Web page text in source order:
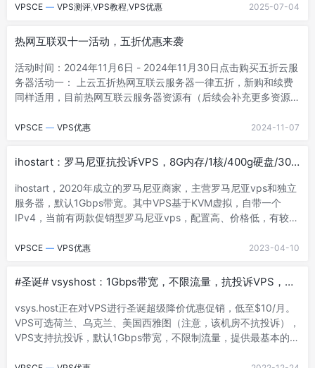
VPSCE — VPS测评 ,VPS教程 ,VPS优惠 2025-07-04
热网互联双十一活动，五折优惠来袭
活动时间：2024年11月6日 - 2024年11月30日点击购买五折云服
务器活动一： 上云五折热网互联云服务器一律五折，新购和续费
同样适用，目前热网互联云服务器资源有（后续会补充更多资源满
VPSCE — VPS优惠 2024-11-07
ihostart：罗马尼亚抗投诉VPS，8G内存/1核/400g硬盘/30T
ihostart，2020年成立的罗马尼亚商家，主营罗马尼亚vps和独立
服务器，默认1Gbps带宽。其中VPS基于KVM虚拟，自带一个
IPv4，当前有两款促销型罗马尼亚vps，配置高、价格低，有较高
VPSCE — VPS优惠 2023-04-10
#圣诞# vsyshost：1Gbps带宽，不限流量，抗投诉VPS，低
vsys.host正在对VPS进行圣诞超级降价优惠促销，低至$10/月。
VPS可选荷兰、乌克兰、美国西雅图（注意，该机房不抗投诉），
VPS支持抗投诉，默认1Gbps带宽，不限制流量，提供最基本的